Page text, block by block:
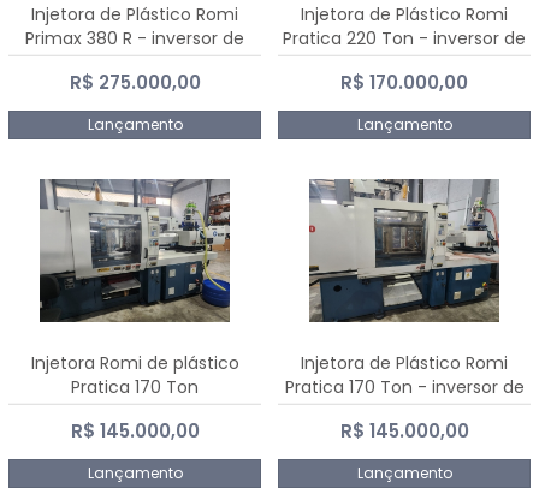
Injetora de Plástico Romi
Primax 380 R - inversor de
frequência NR 12
R$ 275.000,00
Lançamento
Injetora de Plástico Romi
Pratica 220 Ton - inversor de
frequência NR 12
R$ 170.000,00
Lançamento
Injetora Romi de plástico
Pratica 170 Ton
R$ 145.000,00
Lançamento
Injetora de Plástico Romi
Pratica 170 Ton - inversor de
frequência NR 12
R$ 145.000,00
Lançamento